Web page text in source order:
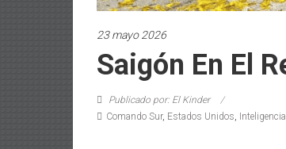
23 mayo 2026
Saigón En El
Publicado por: El Kinder
Comando Sur, Estados Unidos, Inteligencia